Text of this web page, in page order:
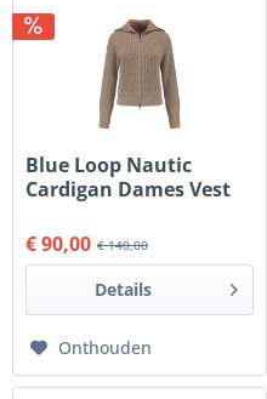
Blue Loop Nautic
Cardigan Dames Vest
€ 140,00
€ 90,00
Details
Onthouden